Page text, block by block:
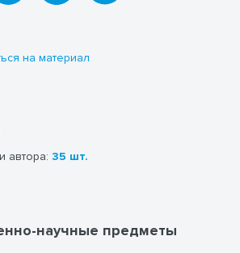
на материал
автора: 35 шт.
научные предметы